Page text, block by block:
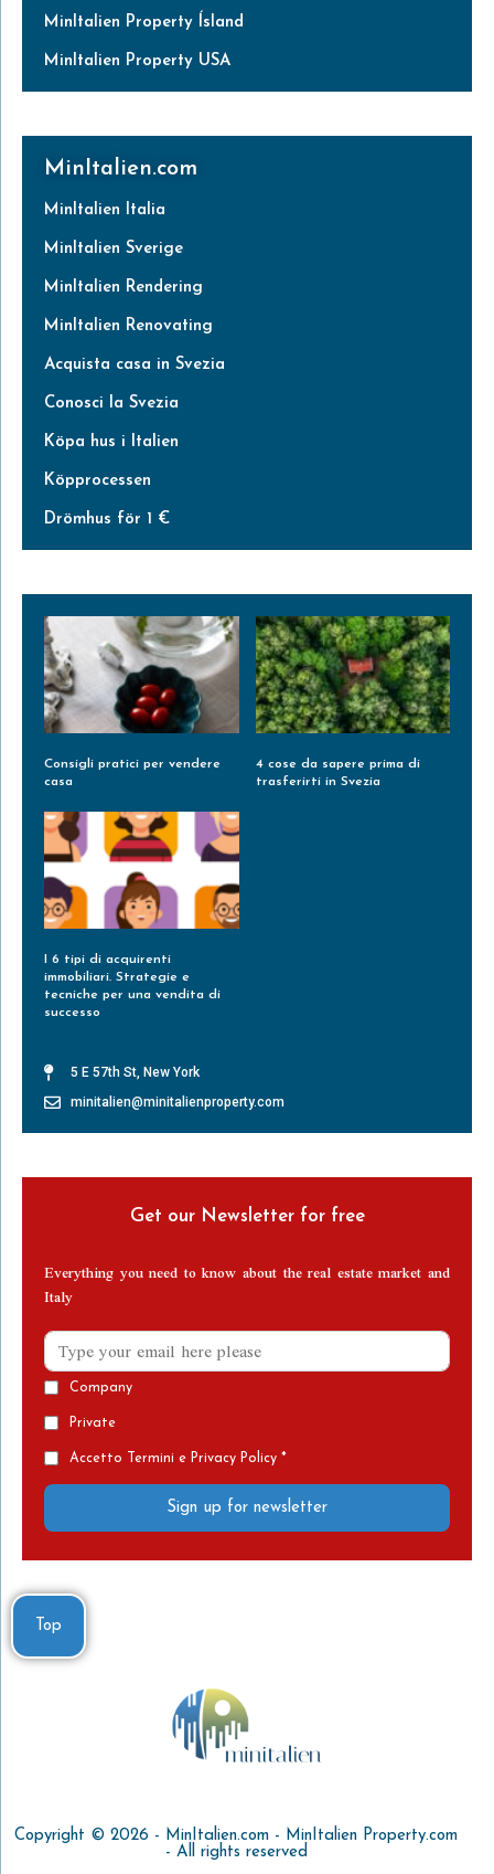
MinItalien Property Ísland
MinItalien Property USA
MinItalien.com
MinItalien Italia
MinItalien Sverige
MinItalien Rendering
MinItalien Renovating
Acquista casa in Svezia
Conosci la Svezia
Köpa hus i Italien
Köpprocessen
Drömhus för 1 €
Consigli pratici per vendere
casa
4 cose da sapere prima di
trasferirti in Svezia
I 6 tipi di acquirenti
immobiliari. Strategie e
tecniche per una vendita di
successo
5 E 57th St, New York
minitalien@minitalienproperty.com
Get our Newsletter for free
Everything you need to know about the real estate market and
Italy
Company
Private
Accetto Termini e Privacy Policy *
Sign up for newsletter
Top
Copyright © 2026 - MinItalien.com - MinItalien Property.com
- All rights reserved